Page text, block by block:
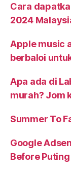
Cara
2024
Apple music
berbaloi
Apa ada di
murah? Jom
Summer To
Google
Before